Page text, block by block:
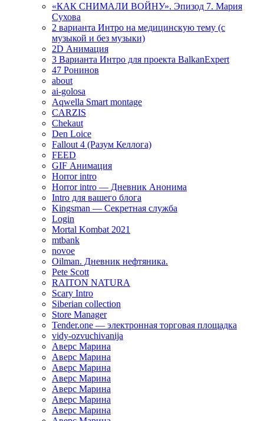
«КАК СНИМАЛИ ВОЙНУ». Эпизод 7. Мария
Сухова
2 варианта Интро на медицинскую тему (с
музыкой и без музыки)
2D Анимация
3 Варианта Интро для проекта BalkanExpert
47 Ронинов
about
ai-golosa
Aqwella Smart montage
CARZIS
Chekaut
Den Loice
Fallout 4 (Разум Келлога)
FEED
GIF Анимация
Horror intro
Horror intro — Дневник Анонима
Intro для вашего блога
Kingsman — Секретная служба
Login
Mortal Kombat 2021
mtbank
novoe
Oilman. Дневник нефтяника.
Pete Scott
RAITON NATURA
Scary Intro
Siberian collection
Store Manager
Tender.one — электронная торговая площадка
vidy-ozvuchivanija
Аверс Марина
Аверс Марина
Аверс Марина
Аверс Марина
Аверс Марина
Аверс Марина
Аверс Марина